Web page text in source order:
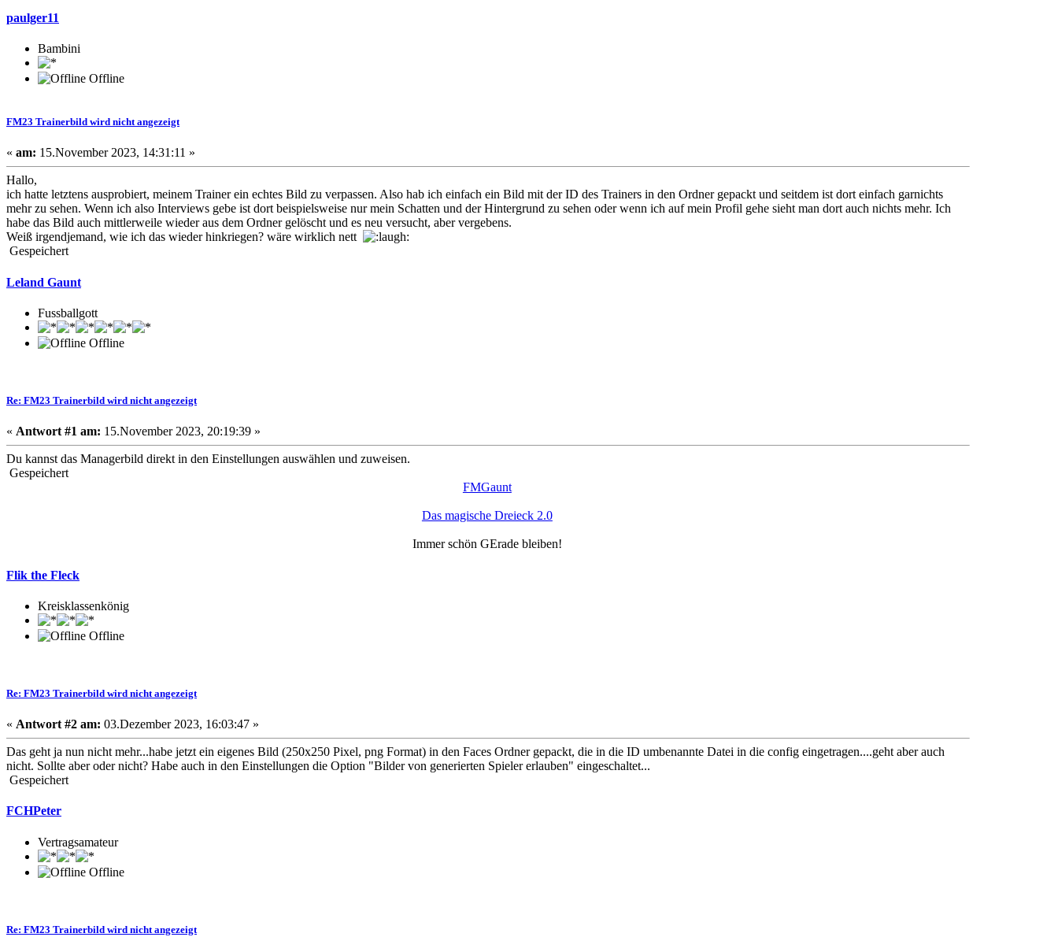
paulger11
Bambini
Offline
FM23 Trainerbild wird nicht angezeigt
« am: 15.November 2023, 14:31:11 »
Hallo,
ich hatte letztens ausprobiert, meinem Trainer ein echtes Bild zu verpassen. Also hab ich einfach ein Bild mit der ID des Trainers in den Ordner gepackt und seitdem ist dort einfach garnichts
mehr zu sehen. Wenn ich also Interviews gebe ist dort beispielsweise nur mein Schatten und der Hintergrund zu sehen oder wenn ich auf mein Profil gehe sieht man dort auch nichts mehr. Ich
habe das Bild auch mittlerweile wieder aus dem Ordner gelöscht und es neu versucht, aber vergebens.
Weiß irgendjemand, wie ich das wieder hinkriegen? wäre wirklich nett
Gespeichert
Leland Gaunt
Fussballgott
Offline
Re: FM23 Trainerbild wird nicht angezeigt
« Antwort #1 am: 15.November 2023, 20:19:39 »
Du kannst das Managerbild direkt in den Einstellungen auswählen und zuweisen.
Gespeichert
FMGaunt
Das magische Dreieck 2.0
Immer schön GErade bleiben!
Flik the Fleck
Kreisklassenkönig
Offline
Re: FM23 Trainerbild wird nicht angezeigt
« Antwort #2 am: 03.Dezember 2023, 16:03:47 »
Das geht ja nun nicht mehr...habe jetzt ein eigenes Bild (250x250 Pixel, png Format) in den Faces Ordner gepackt, die in die ID umbenannte Datei in die config eingetragen....geht aber auch
nicht. Sollte aber oder nicht? Habe auch in den Einstellungen die Option "Bilder von generierten Spieler erlauben" eingeschaltet...
Gespeichert
FCHPeter
Vertragsamateur
Offline
Re: FM23 Trainerbild wird nicht angezeigt